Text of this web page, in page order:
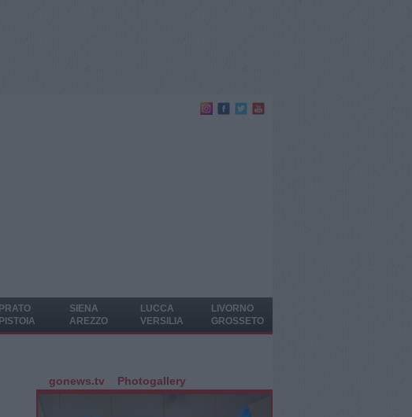
PRATO
PISTOIA
SIENA
AREZZO
LUCCA
VERSILIA
LIVORNO
GROSSETO
gonews.tv Photogallery